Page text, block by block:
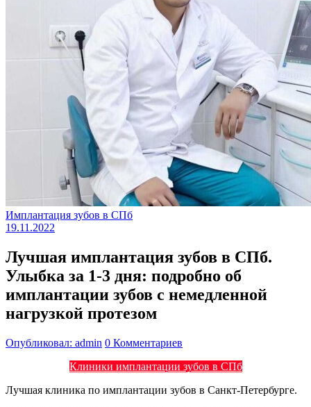
Имплантация зубов в СПб
19.11.2022
Лучшая имплантация зубов в СПб.
Улыбка за 1-3 дня: подробно об
имплантации зубов с немедленной
нагрузкой протезом
Опубликовал: admin 0 Комментариев
Клиники имплантации зубов в СПб
Лучшая клиника по имплантации зубов в Санкт-Петербурге.